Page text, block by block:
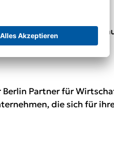
rund um Berlin und
Berlin Partnerfür
die sich für